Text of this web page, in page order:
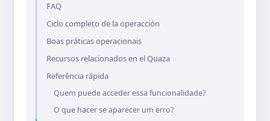
FAQ
Ciclo completo de la operacción
Boas práticas operacionais
Recursos relacionados en el Quaza
Referência rápida
Quem puede acceder essa funcionalidade?
O que hacer se aparecer um erro?